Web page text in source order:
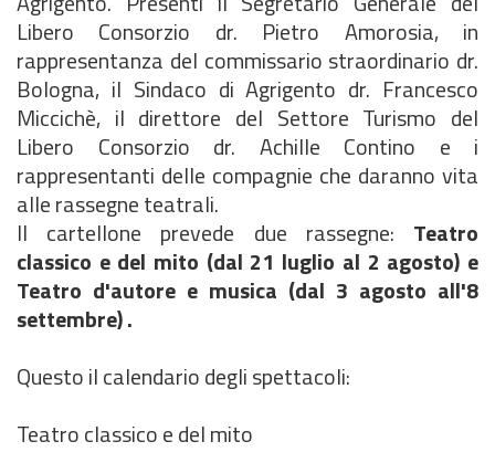
Libero Consorzio dr. Pietro Amorosia, in
rappresentanza del commissario straordinario dr.
Bologna, il Sindaco di Agrigento dr. Francesco
Miccichè, il direttore del Settore Turismo del
Libero Consorzio dr. Achille Contino e i
rappresentanti delle compagnie che daranno vita
alle rassegne teatrali.
Il cartellone prevede due rassegne: Teatro
classico e del mito (dal 21 luglio al 2 agosto) e
Teatro d'autore e musica (dal 3 agosto all'8
settembre) .
Questo il calendario degli spettacoli:
Teatro classico e del mito